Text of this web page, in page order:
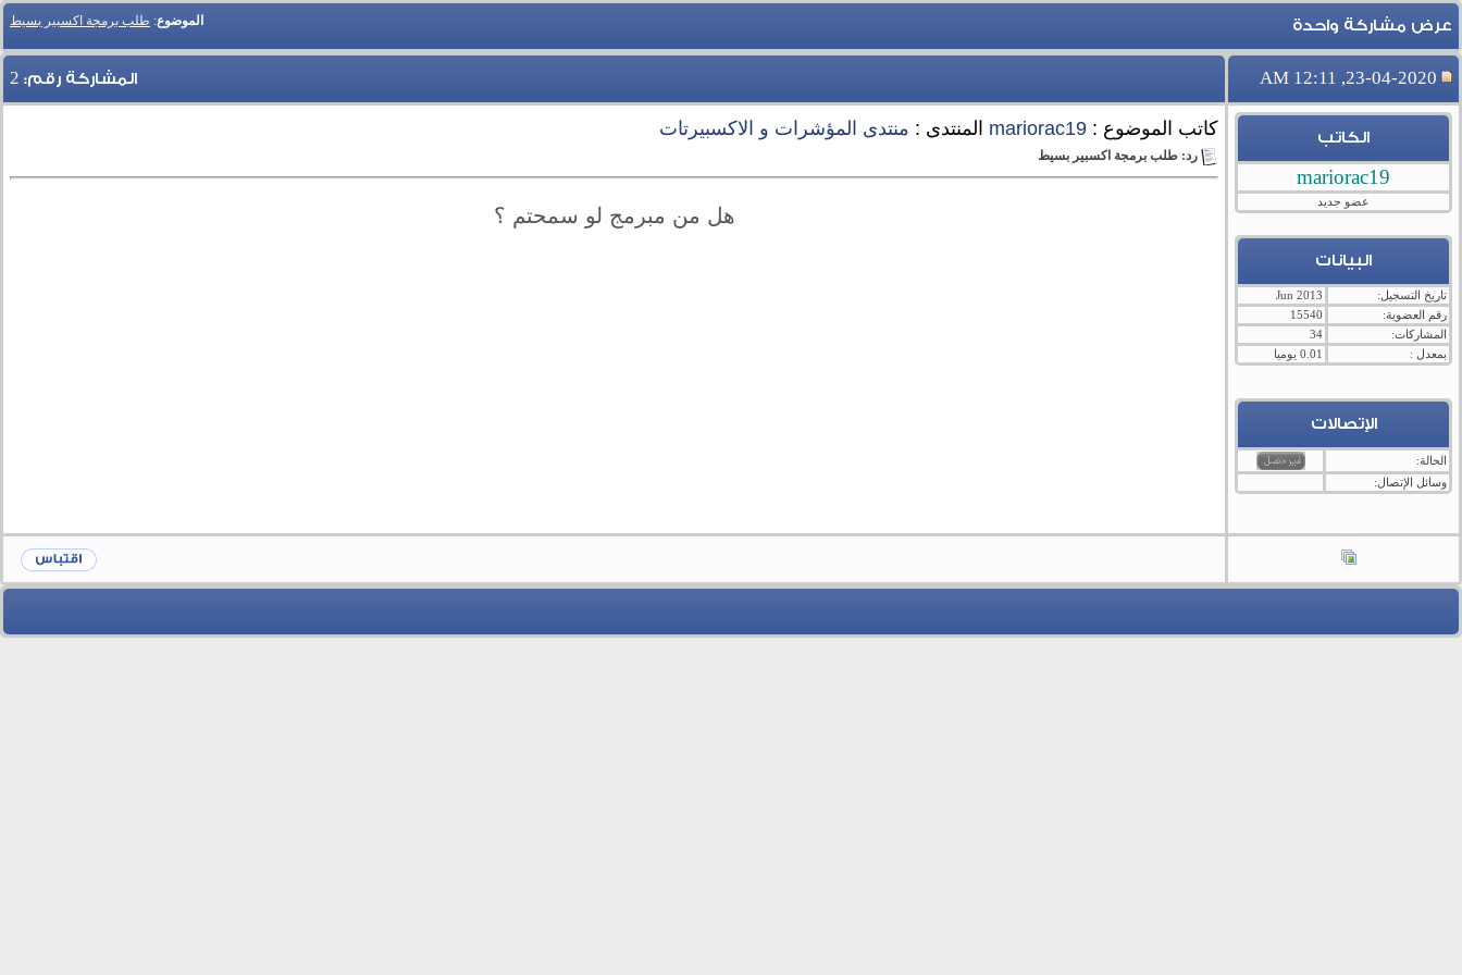
الموضوع: طلب برمجة اكسبير بسيط عرض مشاركة واحدة
23-04-2020, 12:11 AM المشاركة رقم: 2
الكاتب
mariorac19
عضو جديد
البيانات
تاريخ التسجيل:
Jun 2013
رقم العضوية:
15540
المشاركات:
34
بمعدل :
0.01 يوميا
الإتصالات
الحالة:
وسائل الإتصال:
كاتب الموضوع : mariorac19 المنتدى : منتدى المؤشرات و الاكسبيرتات
رد: طلب برمجة اكسبير بسيط
هل من مبرمج لو سمحتم ؟